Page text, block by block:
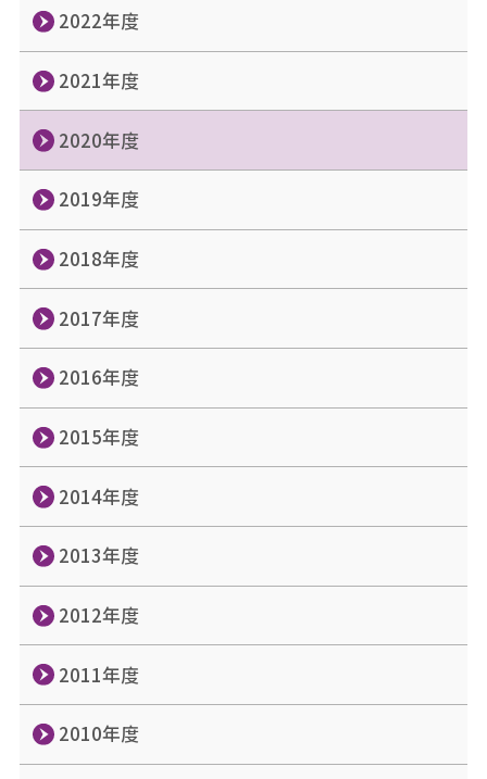
2022年度
2021年度
2020年度
2019年度
2018年度
2017年度
2016年度
2015年度
2014年度
2013年度
2012年度
2011年度
2010年度